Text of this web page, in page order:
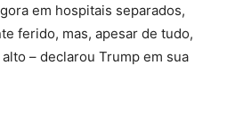
em hospitais separados,
ferido, mas, apesar de tudo,
– declarou Trump em sua